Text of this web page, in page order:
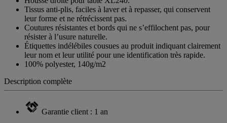
Housse droite pour table XL240.
Tissus anti-plis, faciles à laver et à repasser, qui conservent
leur forme et ne rétrécissent pas.
Coutures résistantes et bords qui ne s’effilochent pas, pour
résister à l’usure naturelle.
Étiquettes indélébiles cousues au produit indiquant clairement
leur nom et leur utilité pour une identification très rapide.
Description complète